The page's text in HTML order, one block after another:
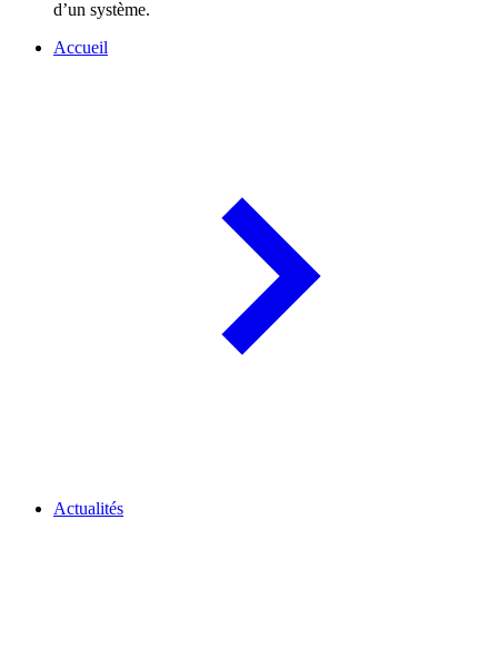
d’un système.
Accueil
Actualités